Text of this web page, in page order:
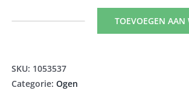
aantal
TOEVOEGEN AAN
SKU: 1053537
Categorie: Ogen